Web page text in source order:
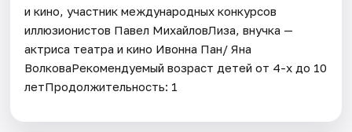
и кино, участник международных конкурсов
иллюзионистов Павел МихайловЛиза, внучка —
актриса театра и кино Ивонна Пан/ Яна
ВолковаРекомендуемый возраст детей от 4-х до 10
летПродолжительность: 1